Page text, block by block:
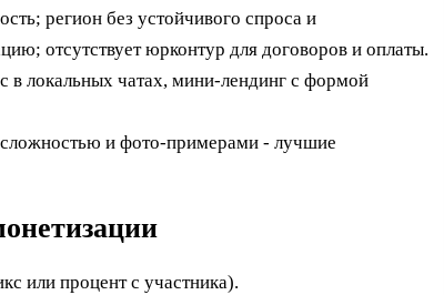
регион без устойчивого спроса и
отсутствует юрконтур для договоров и оплаты.
в локальных чатах, мини‑лендинг с формой
и фото‑примерами - лучшие
или процент с участника).